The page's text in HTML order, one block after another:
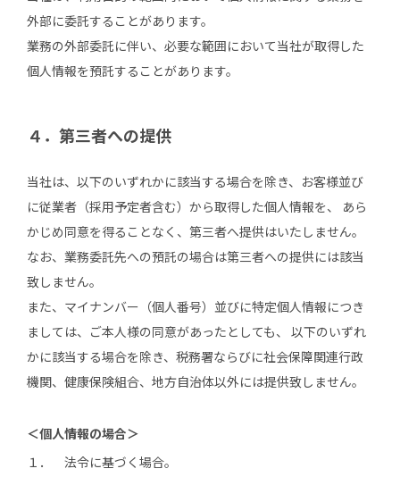
外部に委託することがあります。
業務の外部委託に伴い、必要な範囲において当社が取得した
個人情報を預託することがあります。
４．第三者への提供
当社は、以下のいずれかに該当する場合を除き、お客様並び
に従業者（採用予定者含む）から取得した個人情報を、 あら
かじめ同意を得ることなく、第三者へ提供はいたしません。
なお、業務委託先への預託の場合は第三者への提供には該当
致しません。
また、マイナンバー（個人番号）並びに特定個人情報につき
ましては、ご本人様の同意があったとしても、 以下のいずれ
かに該当する場合を除き、税務署ならびに社会保障関連行政
機関、健康保険組合、地方自治体以外には提供致しません。
＜個人情報の場合＞
１．
法令に基づく場合。